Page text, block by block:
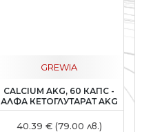
GREWIA
CALCIUM AKG, 60 КАПС -
АЛФА КЕТОГЛУТАРАТ AKG
40.39 € (79.00 лв.)